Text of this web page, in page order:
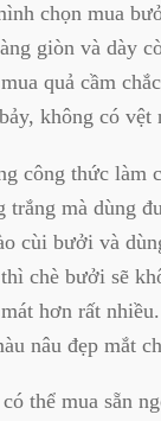
chọn mua
giòn và dày
quả cầm
không có vệt
công thức làm
trắng mà dùng
cùi bưởi và
chè bưởi sẽ
hơn rất
nâu đẹp mắt
thể mua sẵn